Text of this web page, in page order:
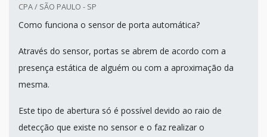
CPA / SÃO PAULO - SP
Como funciona o sensor de porta automática?
Através do sensor, portas se abrem de acordo com a
presença estática de alguém ou com a aproximação da
mesma.
Este tipo de abertura só é possível devido ao raio de
detecção que existe no sensor e o faz realizar o